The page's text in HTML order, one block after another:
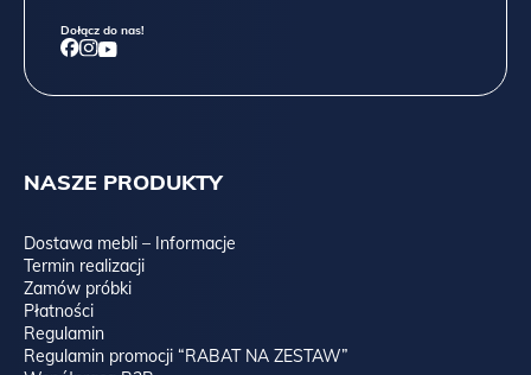
NASZE PRODUKTY
Dostawa mebli – Informacje
Termin realizacji
Zamów próbki
Płatności
Regulamin
Regulamin promocji “RABAT NA ZESTAW”
Dołącz do nas!